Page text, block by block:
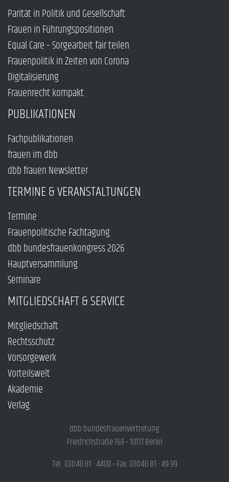
Parität in Politik und Gesellschaft
Frauen in Führungspositionen
Equal Care – Sorgearbeit fair teilen
Frauenpolitik in Zeiten von Corona
Digitalisierung
Frauenrecht kompakt
PUBLIKATIONEN
Fachpublikationen
frauen im dbb
dbb frauen Newsletter
TERMINE & VERANSTALTUNGEN
Termine
Frauenpolitische Fachtagung
dbb bundesfrauenkongress 2026
Hauptversammlung
Seminare
MITGLIEDSCHAFT & SERVICE
Mitgliedschaft
Rechtsschutz
Vorsorgewerk
Vorteilswelt
Akademie
Verlag
dbb bundesfrauenvertretung
Friedrichstraße 169 • 10117 Berlin
Tel.: 030.40 81 - 4400 • Fax: 030.40 81 - 49 99